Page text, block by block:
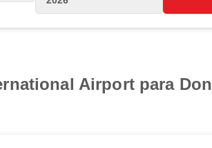
Airport para Don